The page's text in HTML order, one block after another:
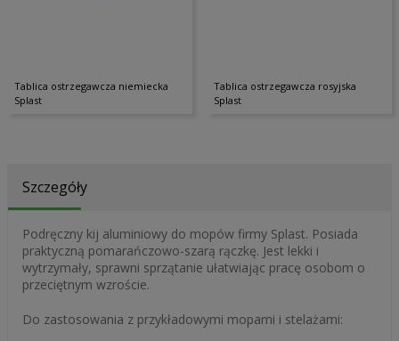
Tablica ostrzegawcza niemiecka
Splast
Tablica ostrzegawcza rosyjska
Splast
Szczegóły
Podręczny kij aluminiowy do mopów firmy Splast. Posiada
praktyczną pomarańczowo-szarą rączkę. Jest lekki i
wytrzymały, sprawni sprzątanie ułatwiając pracę osobom o
przeciętnym wzroście.
Do zastosowania z przykładowymi mopami i stelażami: